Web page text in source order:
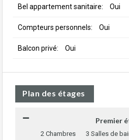
Bel appartement sanitaire: Oui
Compteurs personnels: Oui
Balcon privé: Oui
Plan des étages
Premier
2 Chambres 3 Salles de